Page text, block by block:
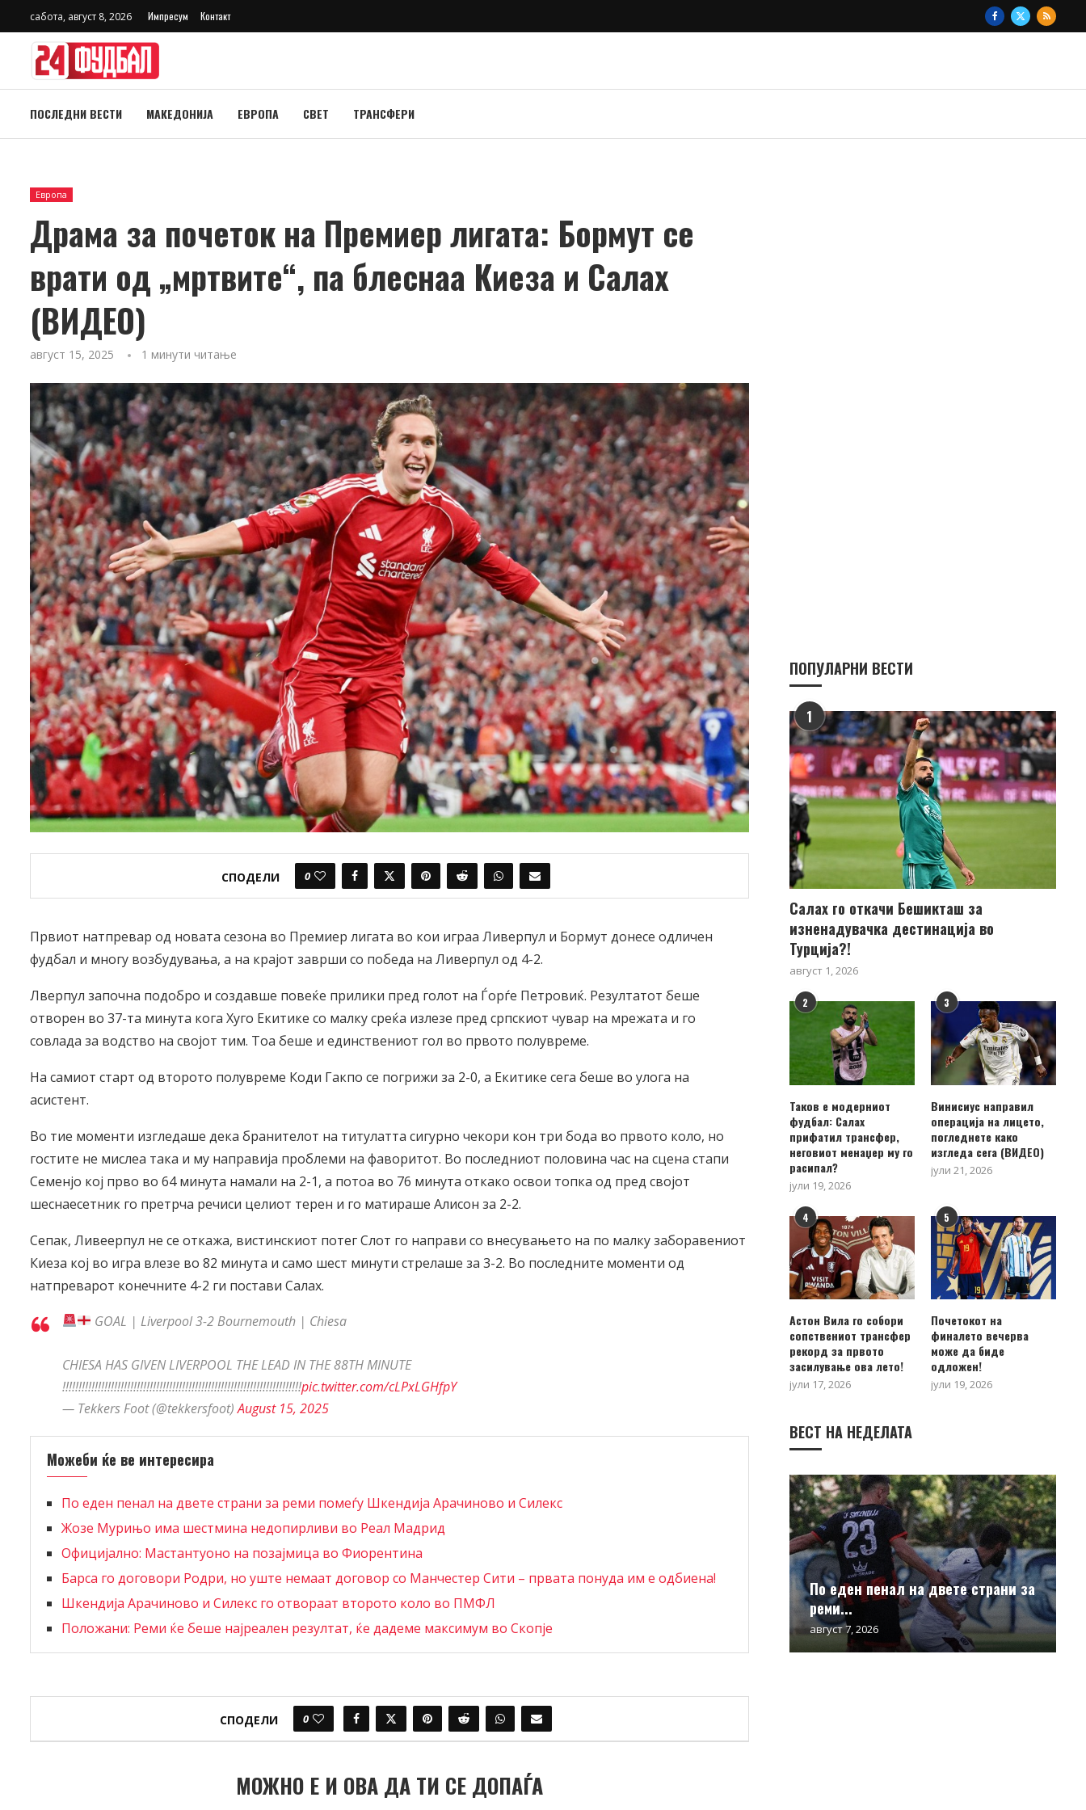
сабота, август 8, 2026 Импресум Контакт
ПОСЛЕДНИ ВЕСТИ МАКЕДОНИЈА ЕВРОПА СВЕТ ТРАНСФЕРИ
Европа
Драма за почеток на Премиер лигата: Бормут се
врати од „мртвите“, па блеснаа Киеза и Салах
(ВИДЕО)
август 15, 2025 1 минути читање
СПОДЕЛИ 0
Првиот натпревар од новата сезона во Премиер лигата во кои играа Ливерпул и Бормут донесе одличен
фудбал и многу возбудувања, а на крајот заврши со победа на Ливерпул од 4-2.
Лверпул започна подобро и создавше повеќе прилики пред голот на Ѓорѓе Петровиќ. Резултатот беше
отворен во 37-та минута кога Хуго Екитике со малку среќа излезе пред српскиот чувар на мрежата и го
совлада за водство на својот тим. Тоа беше и единствениот гол во првото полувреме.
На самиот старт од второто полувреме Коди Гакпо се погрижи за 2-0, а Екитике сега беше во улога на
асистент.
Во тие моменти изгледаше дека бранителот на титулатта сигурно чекори кон три бода во првото коло, но
гостите не мислеа така и му направија проблеми на фаворитот. Во последниот половина час на сцена стапи
Семенјо кој прво во 64 минута намали на 2-1, а потоа во 76 минута откако освои топка од пред својот
шеснаесетник го претрча речиси целиот терен и го матираше Алисон за 2-2.
Сепак, Ливеерпул не се откажа, вистинскиот потег Слот го направи со внесувањето на по малку заборавениот
Киеза кој во игра влезе во 82 минута и само шест минути стрелаше за 3-2. Во последните моменти од
натпреварот конечните 4-2 ги постави Салах.
GOAL | Liverpool 3-2 Bournemouth | Chiesa
CHIESA HAS GIVEN LIVERPOOL THE LEAD IN THE 88TH MINUTE
!!!!!!!!!!!!!!!!!!!!!!!!!!!!!!!!!!!!!!!!!!!!!!!!!!!!!!!!!!!!!!!!!!!!!!!!!!pic.twitter.com/cLPxLGHfpY
— Tekkers Foot (@tekkersfoot)August 15, 2025
Можеби ќе ве интересира
По еден пенал на двете страни за реми помеѓу Шкендија Арачиново и Силекс
Жозе Мурињо има шестмина недопирливи во Реал Мадрид
Официјално: Мастантуоно на позајмица во Фиорентина
Барса го договори Родри, но уште немаат договор со Манчестер Сити – првата понуда им е одбиена!
Шкендија Арачиново и Силекс го отвораат второто коло во ПМФЛ
Положани: Реми ќе беше најреален резултат, ќе дадеме максимум во Скопје
СПОДЕЛИ 0
МОЖНО Е И ОВА ДА ТИ СЕ ДОПАЃА
ПОПУЛАРНИ ВЕСТИ
1
Салах го откачи Бешикташ за
изненадувачка дестинација во
Турција?!
август 1, 2026
2
Таков е модерниот
фудбал: Салах
прифатил трансфер,
неговиот менаџер му го
расипал?
јули 19, 2026
3
Винисиус направил
операција на лицето,
погледнете како
изгледа сега (ВИДЕО)
јули 21, 2026
4
Астон Вила го собори
сопствениот трансфер
рекорд за првото
засилување ова лето!
јули 17, 2026
5
Почетокот на
финалето вечерва
може да биде
одложен!
јули 19, 2026
ВЕСТ НА НЕДЕЛАТА
По еден пенал на двете страни за
реми...
август 7, 2026